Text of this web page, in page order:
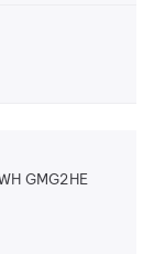
GMG2HE